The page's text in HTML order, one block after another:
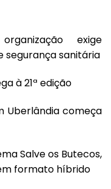
exige
sanitária
à 21ª edição
Uberlândia começa
Salve os Butecos,
formato híbrido